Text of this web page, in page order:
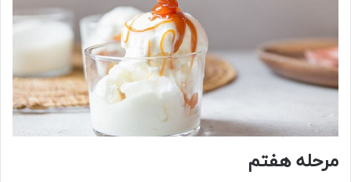
مرحله هفتم